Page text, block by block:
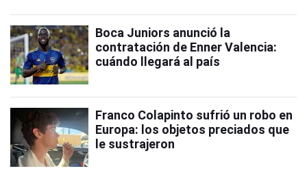
Boca Juniors anunció la
contratación de Enner Valencia:
cuándo llegará al país
Franco Colapinto sufrió un robo en
Europa: los objetos preciados que
le sustrajeron